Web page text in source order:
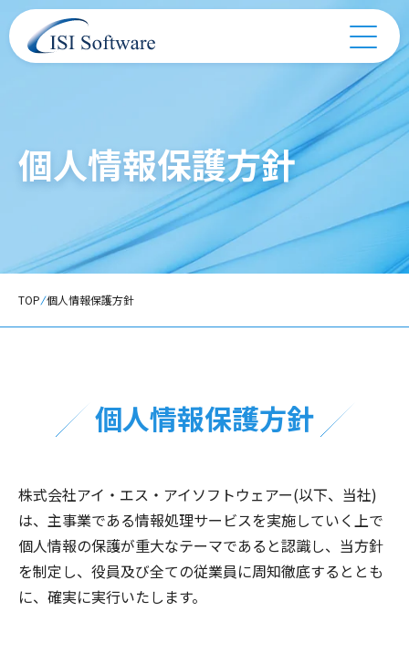
個人情報保護方針
TOP 個人情報保護方針
個人情報保護方針
株式会社アイ・エス・アイソフトウェアー(以下、当社)
は、主事業である情報処理サービスを実施していく上で
個人情報の保護が重大なテーマであると認識し、当方針
を制定し、役員及び全ての従業員に周知徹底するととも
に、確実に実行いたします。